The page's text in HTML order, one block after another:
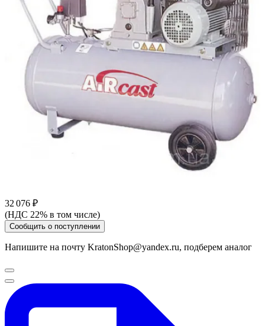
32 076 ₽
(НДС 22% в том числе)
Сообщить о поступлении
Напишите на почту KratonShop@yandex.ru, подберем аналог